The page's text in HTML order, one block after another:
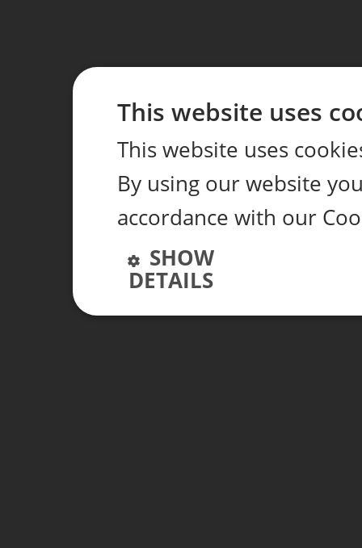
This website uses
This website uses
By using our website
accordance with our
SHOW
DETAILS